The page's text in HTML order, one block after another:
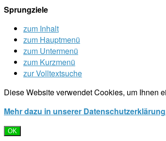
Sprungziele
zum Inhalt
zum Hauptmenü
zum Untermenü
zum Kurzmenü
zur Volltextsuche
Diese Website verwendet Cookies, um Ihnen
Mehr dazu in unserer
OK